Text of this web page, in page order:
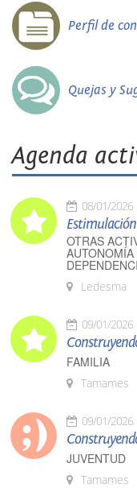
Perfil de
Quejas y
Agenda
08/01/2026
OTRAS
Ledesma
09/01/2026
FAMILIA
Tamames
09/01/2026
JUVENTUD
Tamames